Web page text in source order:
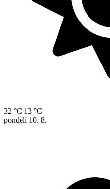
32 °C 13 °C
pondělí 10. 8.